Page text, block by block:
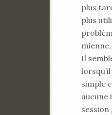
plus
plus
Il
simple
aucune